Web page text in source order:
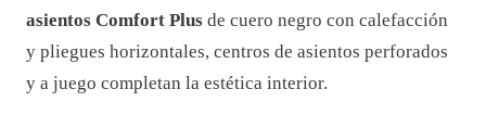
asientos Comfort Plus de cuero negro con calefacción
y pliegues horizontales, centros de asientos perforados
y a juego completan la estética interior.